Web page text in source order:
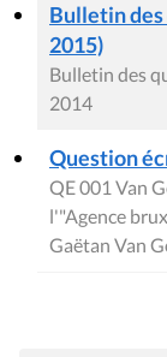
Bulletin des
2015)
Bulletin des
2014
Question
QE 001 Van
l'"Agence
Gaëtan Van